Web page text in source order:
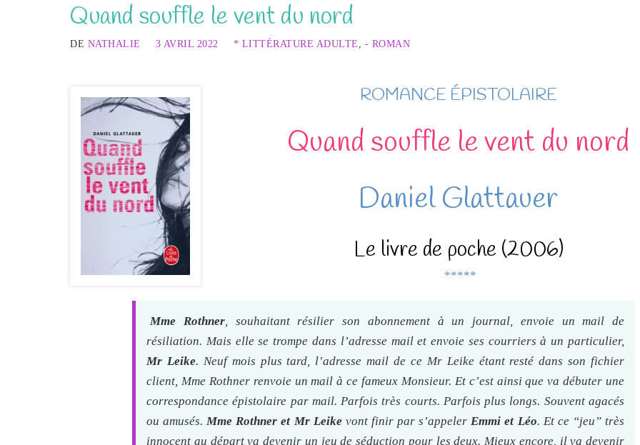
Quand souffle le vent du nord
DE NATHALIE 3 AVRIL 2022 * LITTÉRATURE ADULTE - ROMAN
ROMANCE ÉPISTOLAIRE
Quand souffle le vent du nord
Daniel Glattauer
Le livre de poche (2006)
*****
Mme Rothner, souhaitant résilier son abonnement à un journal, envoie un mail de
résiliation. Mais elle se trompe dans l’adresse mail et envoie ses courriers à un particulier,
Mr Leike. Neuf mois plus tard, l’adresse mail de ce Mr Leike étant resté dans son fichier
client, Mme Rothner renvoie un mail à ce fameux Monsieur. Et c’est ainsi que va débuter une
correspondance épistolaire par mail. Parfois très courts. Parfois plus longs. Souvent agacés
ou amusés.Mme Rothner et Mr Leike vont finir par s’appelerEmmi et Léo. Et ce “jeu” très
innocent au départ va devenir un jeu de séduction pour les deux. Mieux encore, il va devenir